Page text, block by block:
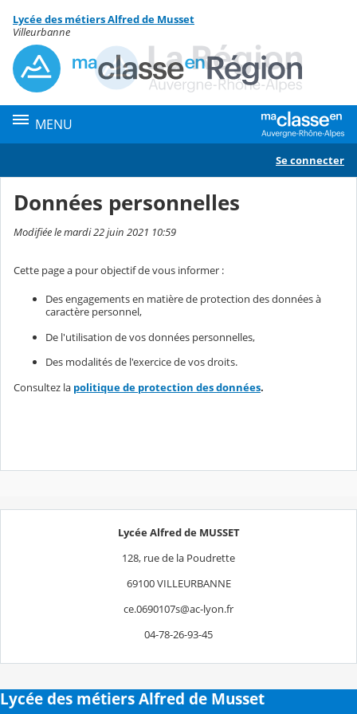
Contenu
Lycée des métiers Alfred de Musset
Villeurbanne
MENU
Se connecter
Données personnelles
Modifiée le mardi 22 juin 2021 10:59
Cette page a pour objectif de vous informer :
Des engagements en matière de protection des données à
caractère personnel,
De l'utilisation de vos données personnelles,
Des modalités de l'exercice de vos droits.
Consultez la politique de protection des données.
Lycée Alfred de MUSSET
128, rue de la Poudrette
69100 VILLEURBANNE
ce.0690107s@ac-lyon.fr
04-78-26-93-45
Lycée des métiers Alfred de Musset